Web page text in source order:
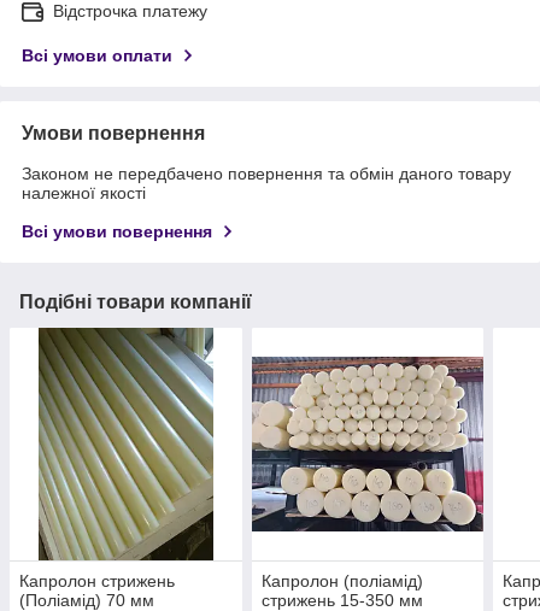
Відстрочка платежу
Всі умови оплати
Умови повернення
Законом не передбачено повернення та обмін даного товару
належної якості
Всі умови повернення
Подібні товари компанії
Капролон стрижень
(Поліамід) 70 мм
Капролон (поліамід)
стрижень 15-350 мм